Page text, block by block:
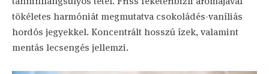
tökéletes harmóniát megmutatva csokoládés-vaníliás
hordós jegyekkel. Koncentrált hosszú ízek, valamint
mentás lecsengés jellemzi.